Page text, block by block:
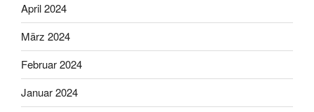
April 2024
März 2024
Februar 2024
Januar 2024